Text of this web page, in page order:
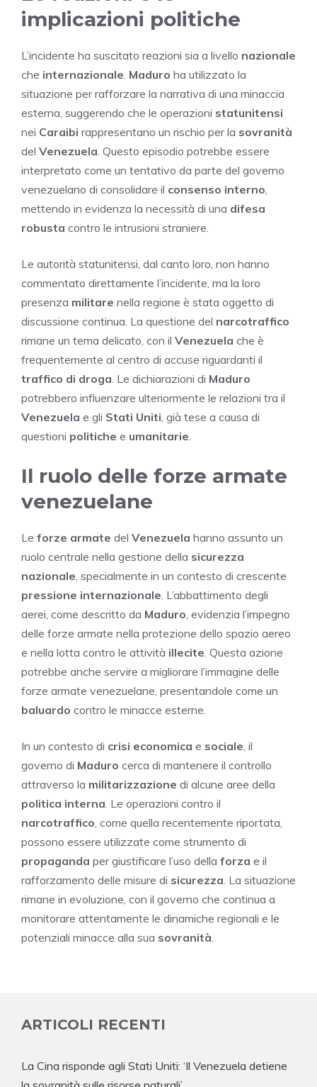
implicazioni politiche
L’incidente ha suscitato reazioni sia a livello nazionale
che internazionale. Maduro ha utilizzato la
situazione per rafforzare la narrativa di una minaccia
esterna, suggerendo che le operazioni statunitensi
nei Caraibi rappresentano un rischio per la sovranità
del Venezuela. Questo episodio potrebbe essere
interpretato come un tentativo da parte del governo
venezuelano di consolidare il consenso interno,
mettendo in evidenza la necessità di una difesa
robusta contro le intrusioni straniere.
Le autorità statunitensi, dal canto loro, non hanno
commentato direttamente l’incidente, ma la loro
presenza militare nella regione è stata oggetto di
discussione continua. La questione del narcotraffico
rimane un tema delicato, con il Venezuela che è
frequentemente al centro di accuse riguardanti il
traffico di droga. Le dichiarazioni di Maduro
potrebbero influenzare ulteriormente le relazioni tra il
Venezuela e gli Stati Uniti, già tese a causa di
questioni politiche e umanitarie.
Il ruolo delle forze armate
venezuelane
Le forze armate del Venezuela hanno assunto un
ruolo centrale nella gestione della sicurezza
nazionale, specialmente in un contesto di crescente
pressione internazionale. L’abbattimento degli
aerei, come descritto da Maduro, evidenzia l’impegno
delle forze armate nella protezione dello spazio aereo
e nella lotta contro le attività illecite. Questa azione
potrebbe anche servire a migliorare l’immagine delle
forze armate venezuelane, presentandole come un
baluardo contro le minacce esterne.
In un contesto di crisi economica e sociale, il
governo di Maduro cerca di mantenere il controllo
attraverso la militarizzazione di alcune aree della
politica interna. Le operazioni contro il
narcotraffico, come quella recentemente riportata,
possono essere utilizzate come strumento di
propaganda per giustificare l’uso della forza e il
rafforzamento delle misure di sicurezza. La situazione
rimane in evoluzione, con il governo che continua a
monitorare attentamente le dinamiche regionali e le
potenziali minacce alla sua sovranità.
ARTICOLI RECENTI
La Cina risponde agli Stati Uniti: ‘Il Venezuela detiene